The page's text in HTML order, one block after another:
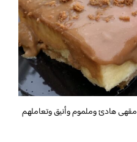
مقهى هادئ وملموم وأنيق وتعاملهم